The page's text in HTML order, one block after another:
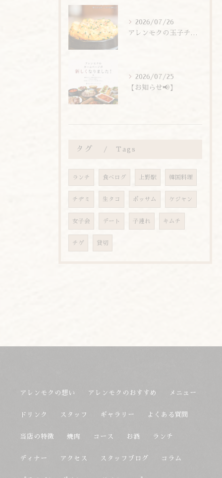
2026/07/26
アレンモクの玉子チムは、玉子を惜しまず6個分使用しています！
2026/07/25
【お知らせ📢】
タグ Tags
ランチ 食べログ 上野駅 韓国料理
チヂミ 生タコ ポッサム ケジャン
女子会 デート 子連れ キムチ
チゲ 貸切
アレンモクの想い アレンモクのおすすめ メニュー
ドリンク スタッフ ギャラリー よくある質問
当店の特徴 焼肉 コース お酒 ランチ
ディナー アクセス スタッフブログ コラム